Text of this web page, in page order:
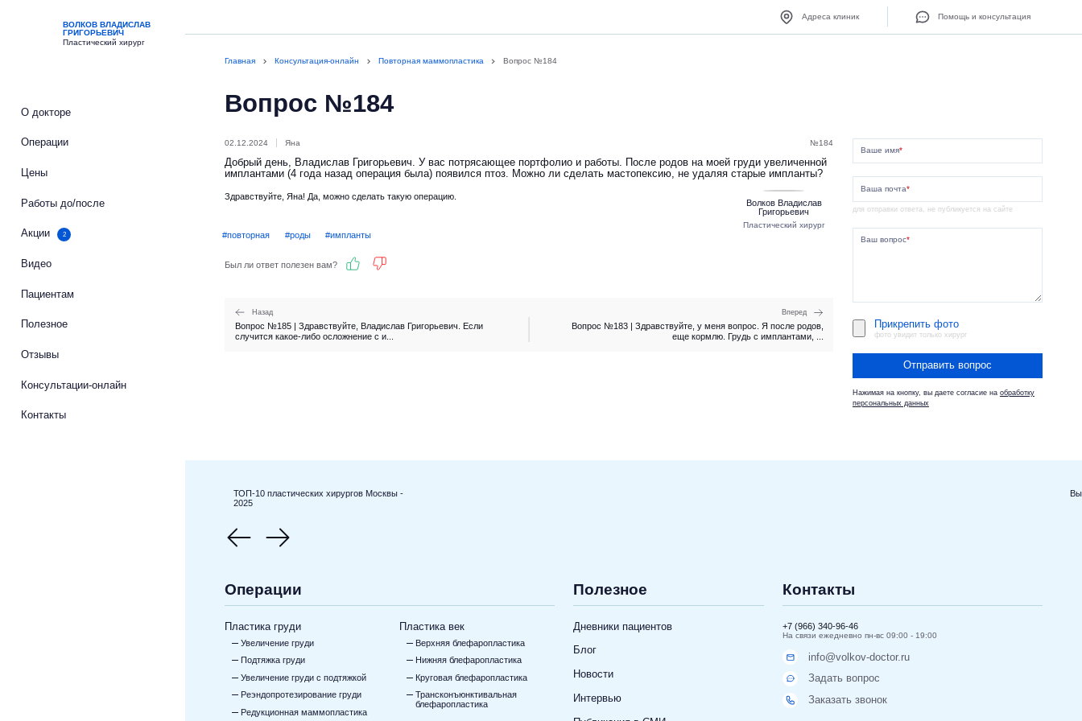
ВОЛКОВ ВЛАДИСЛАВ
ГРИГОРЬЕВИЧ
Пластический хирург
О докторе
Операции
Цены
Работы до/после
Акции 2
Видео
Пациентам
Полезное
Отзывы
Консультации-онлайн
Контакты
Адреса клиник Помощь и консультация
Главная Консультация-онлайн Повторная маммопластика Вопрос №184
Вопрос №184
№184
02.12.2024 Яна
Добрый день, Владислав Григорьевич. У вас потрясающее портфолио и работы. После родов на моей груди увеличенной
имплантами (4 года назад операция была) появился птоз. Можно ли сделать мастопексию, не удаляя старые импланты?
Здравствуйте, Яна! Да, можно сделать такую операцию.
Волков Владислав
Григорьевич
Пластический хирург
#повторная #роды #импланты
Был ли ответ полезен вам?
Назад
Вопрос №185 | Здравствуйте, Владислав Григорьевич. Если
случится какое-либо осложнение с и...
Вперед
Вопрос №183 | Здравствуйте, у меня вопрос. Я после родов,
еще кормлю. Грудь с имплантами, ...
Ваше имя*
Ваша почта*
для отправки ответа, не публикуется на сайте
Ваш вопрос*
Прикрепить фото
фото увидит только хирург
Отправить вопрос
Нажимая на кнопку, вы даете согласие на обработку
персональных данных
ТОП-10 пластических хирургов Москвы -
2025
Операции
Пластика груди
Увеличение груди
Подтяжка груди
Увеличение груди с подтяжкой
Реэндопротезирование груди
Редукционная маммопластика
Пластика век
Верхняя блефаропластика
Нижняя блефаропластика
Круговая блефаропластика
Трансконъюнктивальная
блефаропластика
Полезное
Дневники пациентов
Блог
Новости
Интервью
Контакты
+7 (966) 340-96-46
На связи ежедневно пн-вс 09:00 - 19:00
info@volkov-doctor.ru
Задать вопрос
Заказать звонок